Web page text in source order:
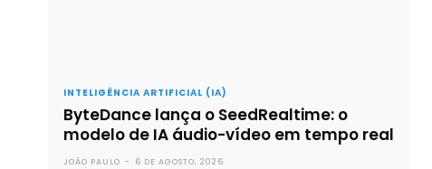
INTELIGÊNCIA ARTIFICIAL (IA)
ByteDance lança o SeedRealtime: o
modelo de IA áudio-vídeo em tempo real
JOÃO PAULO - 6 DE AGOSTO, 2026